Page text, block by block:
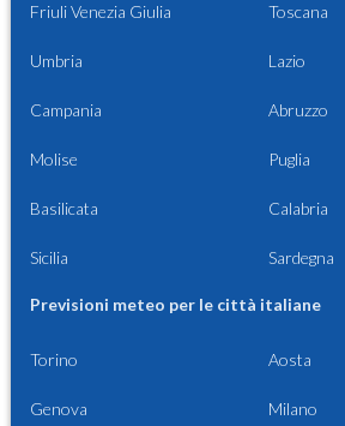
Friuli Venezia Giulia Toscana
Umbria Lazio
Campania Abruzzo
Molise Puglia
Basilicata Calabria
Sicilia Sardegna
Previsioni meteo per le città italiane
Torino Aosta
Genova Milano